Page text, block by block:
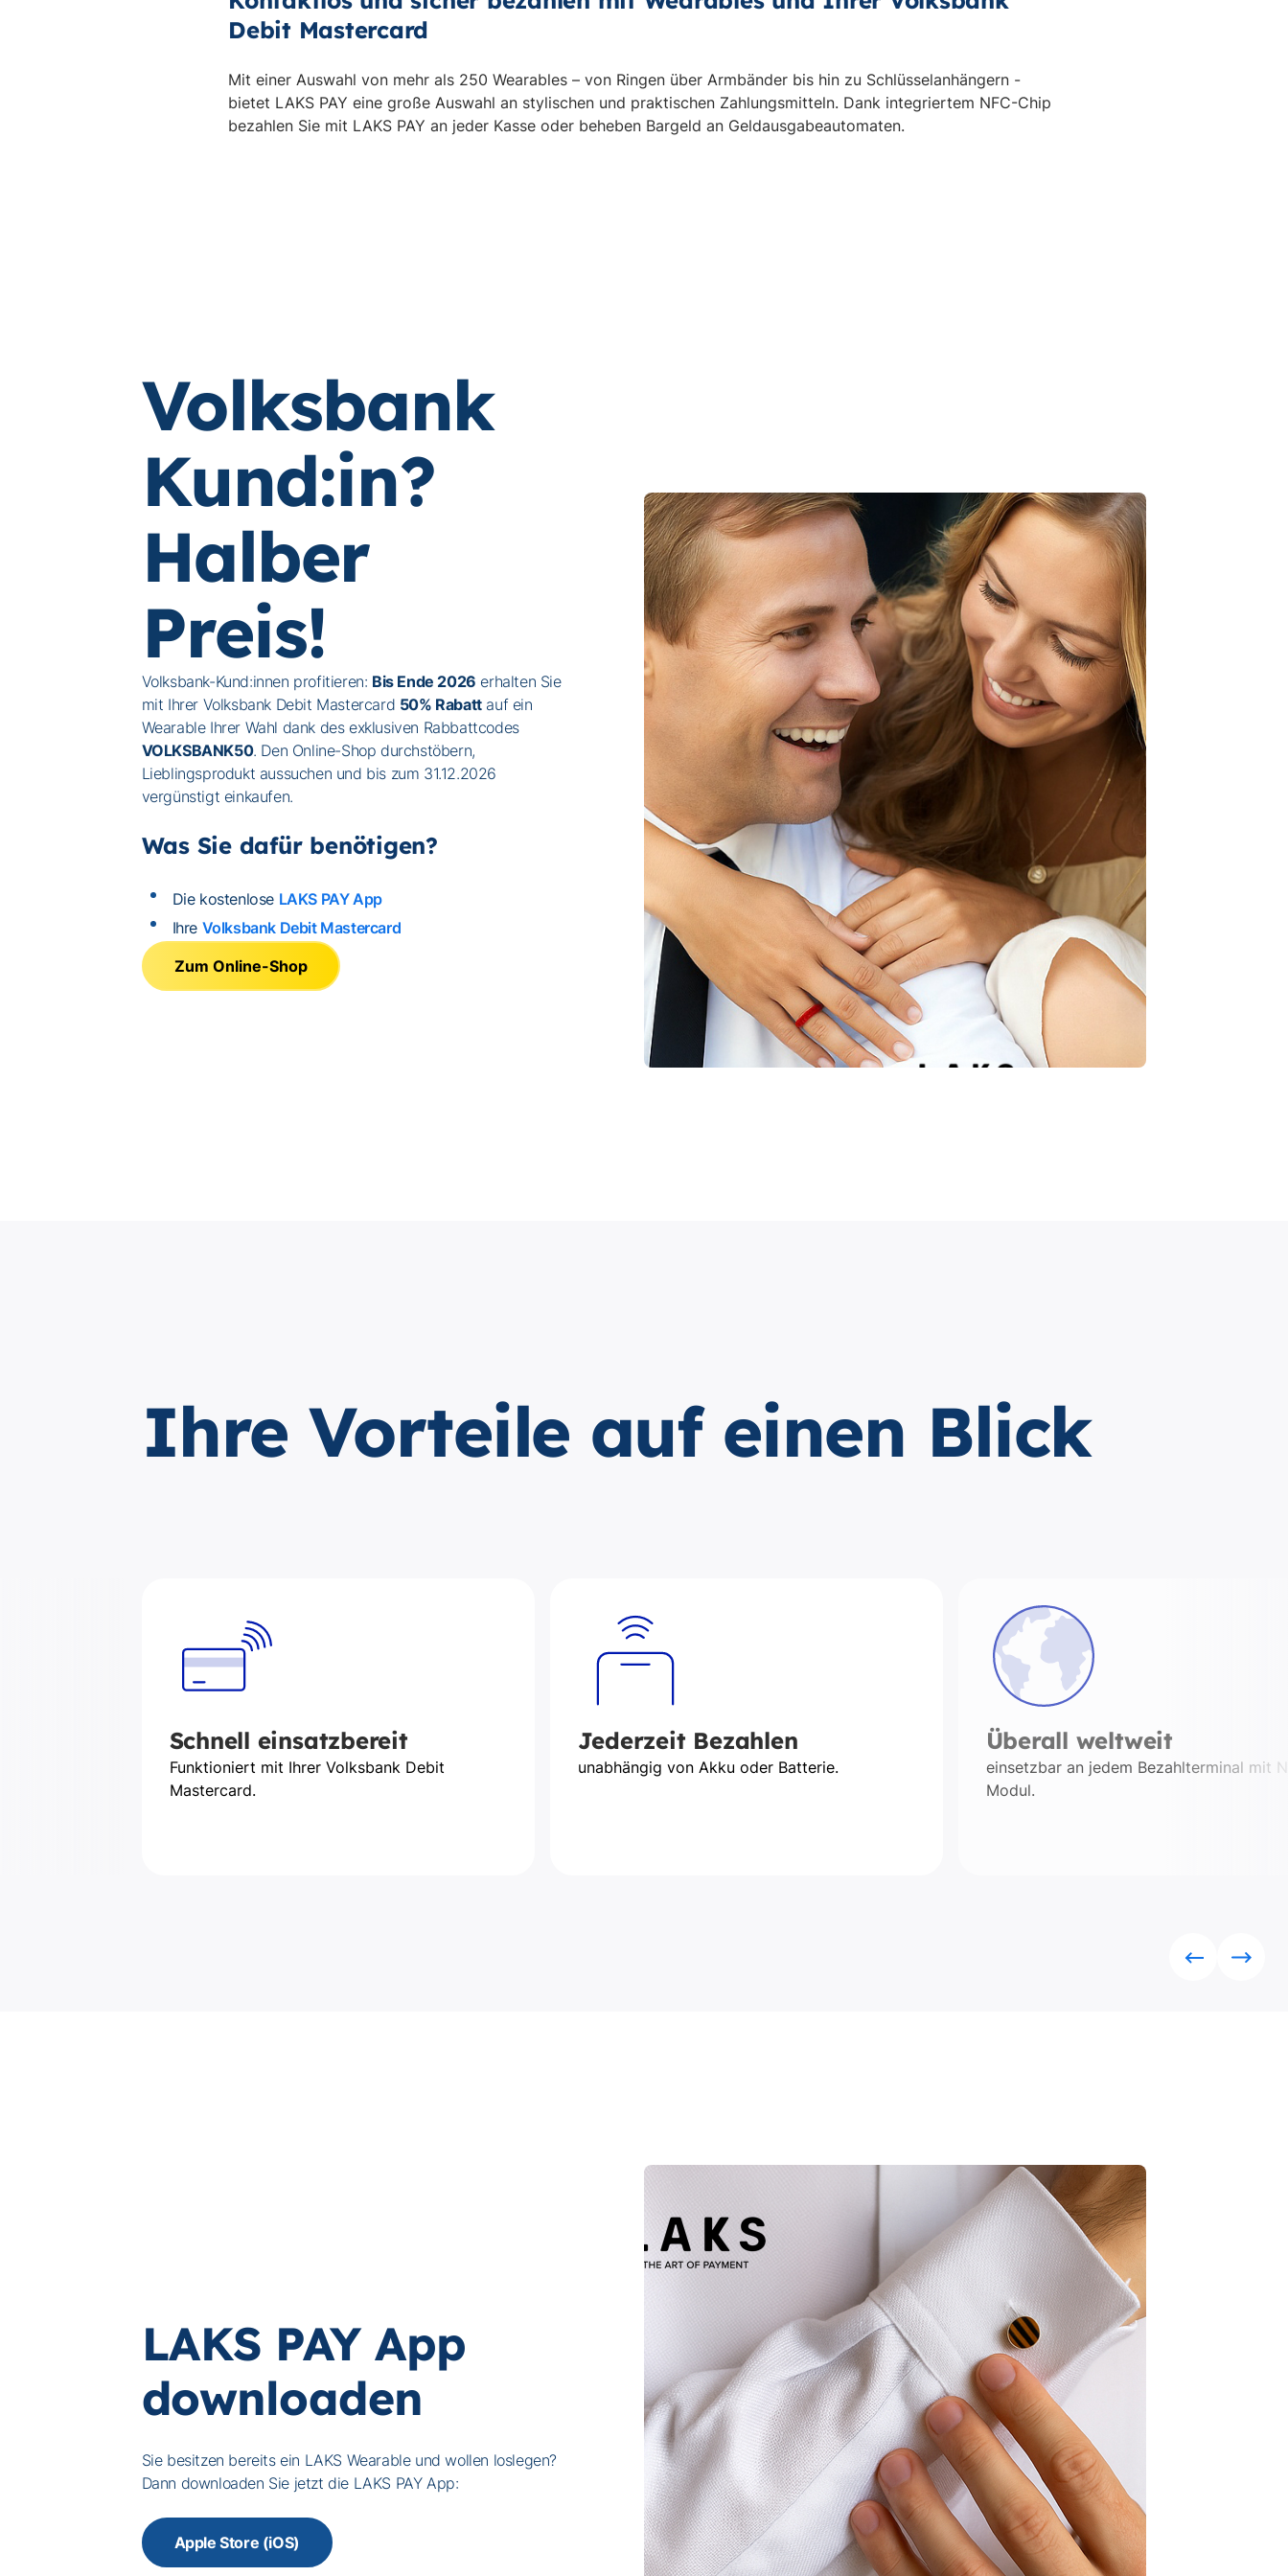
Debit Mastercard
Mit einer Auswahl von mehr als 250 Wearables – von Ringen über Armbänder bis hin zu Schlüsselanhängern -
bietet LAKS PAY eine große Auswahl an stylischen und praktischen Zahlungsmitteln. Dank integriertem NFC-Chip
bezahlen Sie mit LAKS PAY an jeder Kasse oder beheben Bargeld an Geldausgabeautomaten.
Volksbank
Kund:in?
Halber
Preis!
Volksbank-Kund:innen profitieren: Bis Ende 2026 erhalten Sie
mit Ihrer Volksbank Debit Mastercard 50% Rabattauf ein
Wearable Ihrer Wahl dank des exklusiven Rabbattcodes
VOLKSBANK50. Den Online-Shop durchstöbern,
Lieblingsprodukt aussuchen und bis zum 31.12.2026
vergünstigt einkaufen.
Was Sie dafür benötigen?
Die kostenlose LAKS PAY App
Ihre Volksbank Debit Mastercard
Zum Online-Shop
Ihre Vorteile auf einen Blick
Schnell einsatzbereit
Funktioniert mit Ihrer Volksbank Debit
Mastercard.
Jederzeit Bezahlen
unabhängig von Akku oder Batterie.
Überall weltweit
einsetzbar an jedem Bezahlterminal mit
Modul.
Rückwärts
LAKS PAY App
downloaden
Sie besitzen bereits ein LAKS Wearable und wollen loslegen?
Dann downloaden Sie jetzt die LAKS PAY App:
Apple Store (iOS)